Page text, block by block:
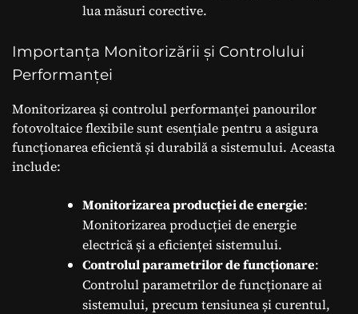
lua măsuri corective.
Importanța Monitorizării și Controlului
Performanței
Monitorizarea și controlul performanței panourilor
fotovoltaice flexibile sunt esențiale pentru a asigura
funcționarea eficientă și durabilă a sistemului. Aceasta
include:
Monitorizarea producției de energie:
Monitorizarea producției de energie
electrică și a eficienței sistemului.
Controlul parametrilor de funcționare:
Controlul parametrilor de funcționare ai
sistemului, precum tensiunea și curentul,